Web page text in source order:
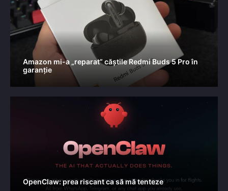
Amazon mi-a „reparat” căștile Redmi Buds 5 Pro în
garanție
OpenClaw: prea riscant ca să mă tenteze